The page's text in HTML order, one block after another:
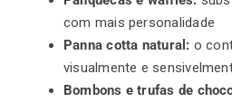
com mais personalidade
Panna cotta natural: o
visualmente e
Bombons e trufas de